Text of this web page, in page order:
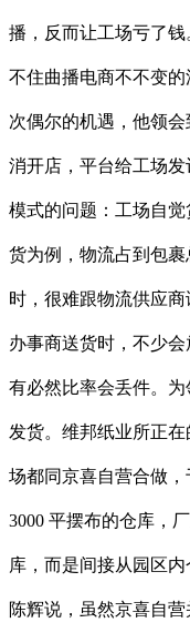
播，反而让工场亏了
不住曲播电商不不变
次偶尔的机遇，他领
消开店，平台给工场
模式的问题：工场自
货为例，物流占到包
时，很难跟物流供应
办事商送货时，不少
有必然比率会丢件。
发货。维邦纸业所正
场都同京喜自营合做
3000 平摆布的仓库，
库，而是间接从园区
陈辉说，虽然京喜自